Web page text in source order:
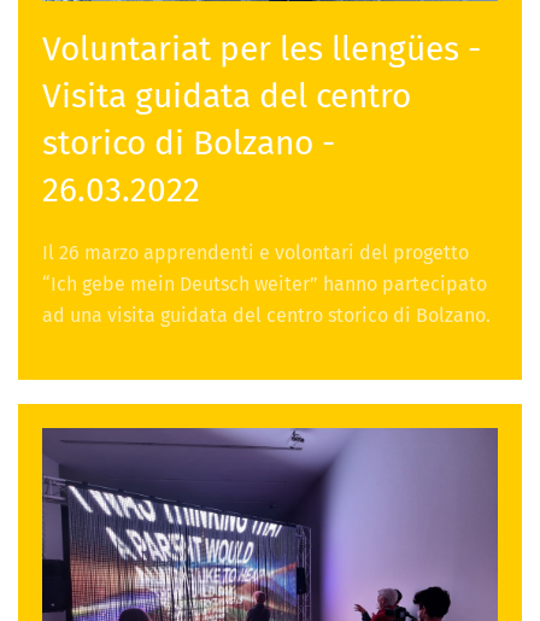
Voluntariat per les llengües -
Visita guidata del centro
storico di Bolzano -
26.03.2022
Il 26 marzo apprendenti e volontari del progetto
“Ich gebe mein Deutsch weiter” hanno partecipato
ad una visita guidata del centro storico di Bolzano.